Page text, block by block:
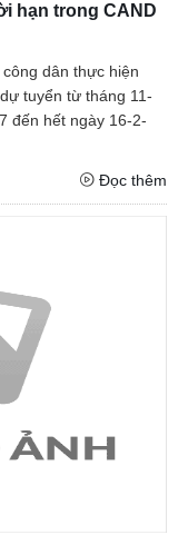
hạn trong CAND
dân thực hiện
tuyển từ tháng 11-
đến hết ngày 16-2-
Đọc thêm